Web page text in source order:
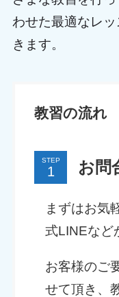
わせた最適なレ
きます。
教習の流れ
STEP お問
まずはお気
式LINEなど
お客様のご
せて頂き、